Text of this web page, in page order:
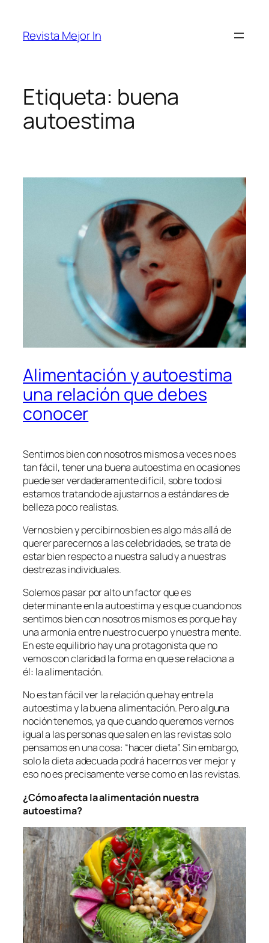
contenido
Revista Mejor In
Etiqueta: buena
autoestima
Alimentación y autoestima
una relación que debes
conocer
Sentirnos bien con nosotros mismos a veces no es
tan fácil, tener una buena autoestima en ocasiones
puede ser verdaderamente difícil, sobre todo si
estamos tratando de ajustarnos a estándares de
belleza poco realistas.
Vernos bien y percibirnos bien es algo más allá de
querer parecernos a las celebridades, se trata de
estar bien respecto a nuestra salud y a nuestras
destrezas individuales.
Solemos pasar por alto un factor que es
determinante en la autoestima y es que cuando nos
sentimos bien con nosotros mismos es porque hay
una armonía entre nuestro cuerpo y nuestra mente.
En este equilibrio hay una protagonista que no
vemos con claridad la forma en que se relaciona a
él: la alimentación.
No es tan fácil ver la relación que hay entre la
autoestima y la buena alimentación. Pero alguna
noción tenemos, ya que cuando queremos vernos
igual a las personas que salen en las revistas solo
pensamos en una cosa: “hacer dieta”. Sin embargo,
solo la dieta adecuada podrá hacernos ver mejor y
eso no es precisamente verse como en las revistas.
¿Cómo afecta la alimentación nuestra
autoestima?